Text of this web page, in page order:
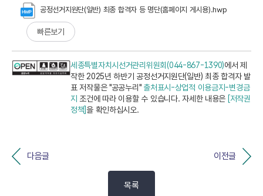
공정선거지원단(일반) 최종 합격자 등 명단(홈페이지 게시용).hwp
빠른보기
세종특별자치시선거관리위원회(044-867-1390)에서 제
작한 2025년 하반기 공정선거지원단(일반) 최종 합격자 발
표 저작물은 "공공누리" 출처표시-상업적 이용금지-변경금
지 조건에 따라 이용할 수 있습니다. 자세한 내용은 [저작권
정책]을 확인하십시오.
다음글 이전글
목록